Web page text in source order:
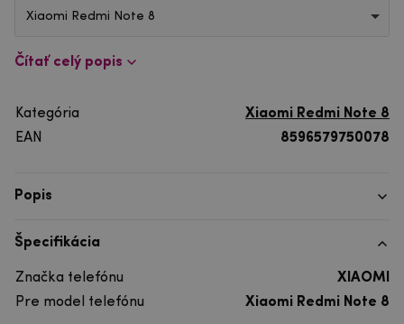
Xiaomi Redmi Note 8
Čítať celý popis
Kategória
Xiaomi Redmi Note 8
EAN
8596579750078
Popis
Špecifikácia
Značka telefónu
XIAOMI
Pre model telefónu
Xiaomi Redmi Note 8